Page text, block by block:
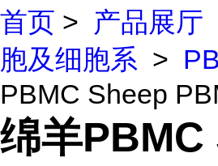
首页 > 产品展厅
胞及细胞系 >
PBMC Sheep
绵羊PBMC